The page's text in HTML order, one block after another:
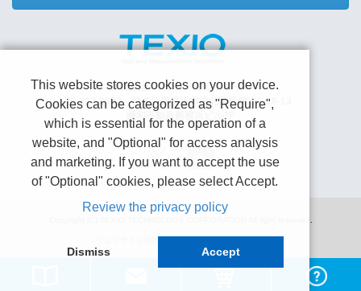
株式会社テクシオ・テクノロジー
〒222-0033 神奈川県横浜市港北区新横浜2-18-13
藤和不動産新横浜ビル7F
This website stores cookies on your device.
Cookies can be categorized as "Require",
which is essential for the operation of a
website, and "Optional" for access analysis
and marketing. If you want to accept the use
of "Optional" cookies, please select Accept.
Review the privacy policy
Dismiss Accept